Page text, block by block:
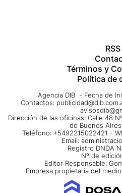
RSS
Términos y
Política de
Agencia DIB - Fecha de
Contactos:
Dirección de las oficinas: Calle 48
de Buenos
Teléfono: +5492215022421 -
Email:
Registro DNDA
Nº de
Editor Responsable:
Empresa propietaria del